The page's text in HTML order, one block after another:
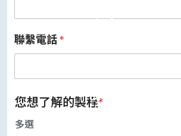
UniPro Controller
device)
UniPro Controller
聯繫電話*
您想了解的製程*
多選